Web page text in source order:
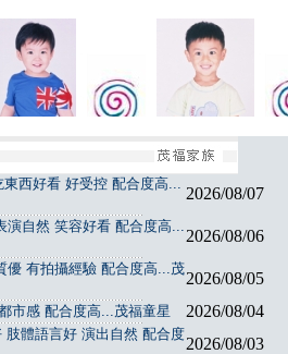
西好看 好受控 配合度高...
2026/08/07
演自然 笑容好看 配合度高...
2026/08/06
優 有拍攝經驗 配合度高...茂
2026/08/05
市感 配合度高...茂福童星 2026/08/04
肢體語言好 演出自然 配合度
2026/08/03